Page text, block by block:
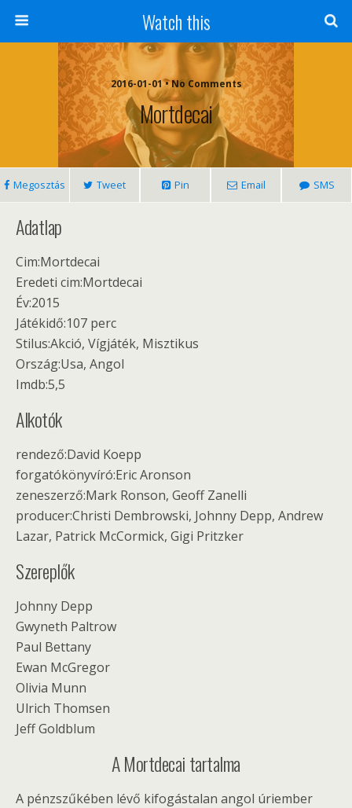
Watch this
2016-01-01 • No Comments
Mortdecai
Megosztás Tweet Pin Email SMS
Adatlap
Cim:Mortdecai
Eredeti cim:Mortdecai
Év:2015
Játékidő:107 perc
Stilus:Akció, Vígjáték, Misztikus
Ország:Usa, Angol
Imdb:5,5
Alkotók
rendező:David Koepp
forgatókönyvíró:Eric Aronson
zeneszerző:Mark Ronson, Geoff Zanelli
producer:Christi Dembrowski, Johnny Depp, Andrew
Lazar, Patrick McCormick, Gigi Pritzker
Szereplők
Johnny Depp
Gwyneth Paltrow
Paul Bettany
Ewan McGregor
Olivia Munn
Ulrich Thomsen
Jeff Goldblum
A Mortdecai tartalma
A pénzszűkében lévő kifogástalan angol úriember